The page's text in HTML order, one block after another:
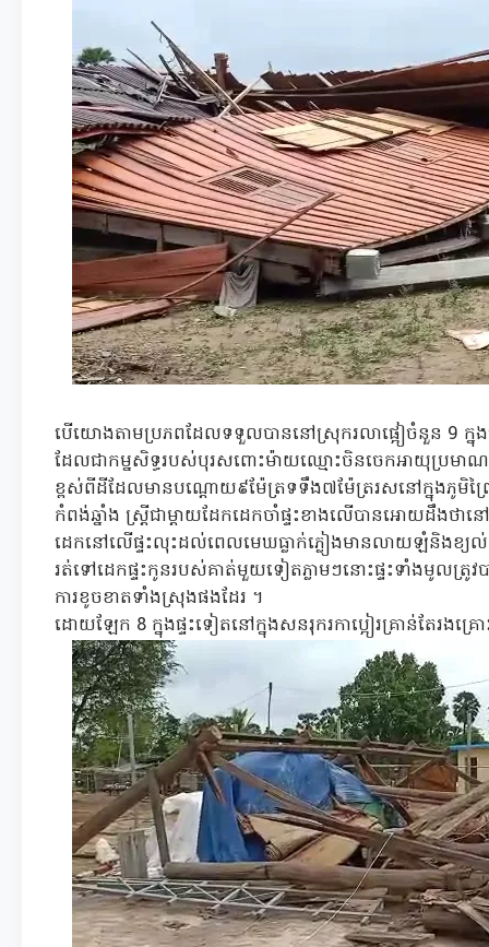
បើយោងតាមប្រភពដែលទទួលបាននៅស្រុករលាផ្អៀចំនួន 9 ក្នុង
ដែលជាកម្នសិទ្ធរបស់បុរសពោះម៉ាយឈ្មោះចិនចេកអាយុប្រមាណជ
ខ្ពស់ពីដីដែលមានបណ្តោយ៩ម៉ែត្រទទឹង៧ម៉ែត្ររសនៅក្នុងភូមិព្រ
កំពង់ឆ្នាំង ស្ត្រីជាម្តាយដែកដេកចាំផ្ទះខាងលើបានអោយដឹង
ដេកនៅលើផ្ទះលុះដល់ពេលមេឃធ្លាក់ភ្លៀងមានលាយឡំនិងខ្យល់
រត់ទៅដេកផ្ទះកូនរបស់គាត់មួយទៀតភ្លាមៗនោះផ្ទះទាំងមូល
ការខូចខាតទាំងស្រុងផងដែរ ។
ដោយឡែក 8 ក្នុងផ្ទះទៀតនៅក្នុងសនរុករកាប្អៀរគ្រាន់តែរង